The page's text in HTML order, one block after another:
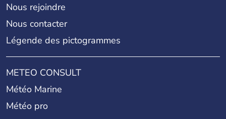
Nous rejoindre
Nous contacter
Légende des pictogrammes
METEO CONSULT
Météo Marine
Météo pro